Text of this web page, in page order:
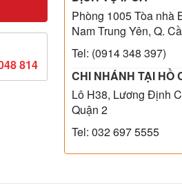
814
Phòng 1005 Tòa nhà
Nam Trung Yên, Q.
Tel: (0914 348 397)
CHI NHÁNH TẠI HỒ
Lô H38, Lương Định
Quận 2
Tel: 032 697 5555